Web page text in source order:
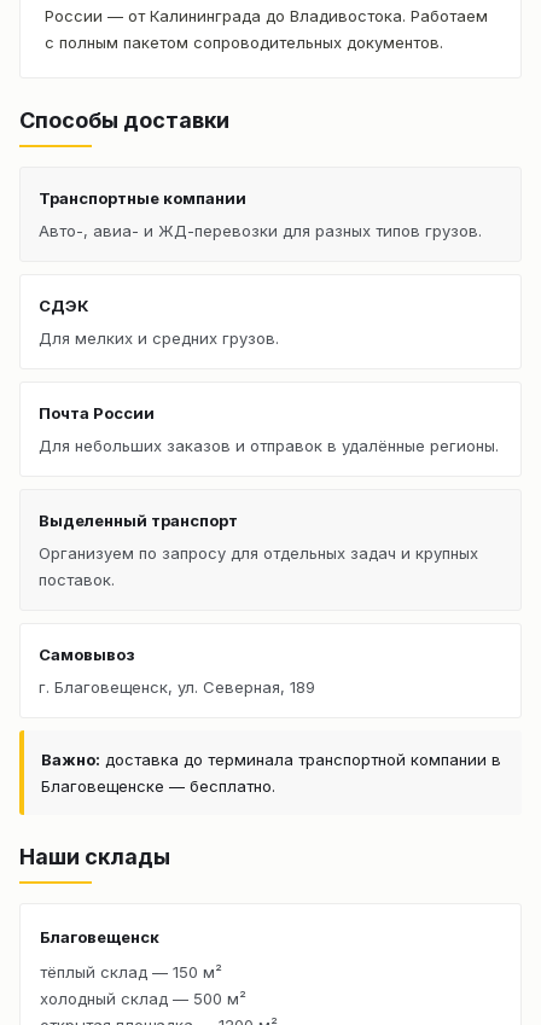
России — от Калининграда до Владивостока. Работаем
с полным пакетом сопроводительных документов.
Способы доставки
Транспортные компании
Авто-, авиа- и ЖД-перевозки для разных типов грузов.
СДЭК
Для мелких и средних грузов.
Почта России
Для небольших заказов и отправок в удалённые регионы.
Выделенный транспорт
Организуем по запросу для отдельных задач и крупных
поставок.
Самовывоз
г. Благовещенск, ул. Северная, 189
Важно: доставка до терминала транспортной компании в
Благовещенске — бесплатно.
Наши склады
Благовещенск
тёплый склад — 150 м²
холодный склад — 500 м²